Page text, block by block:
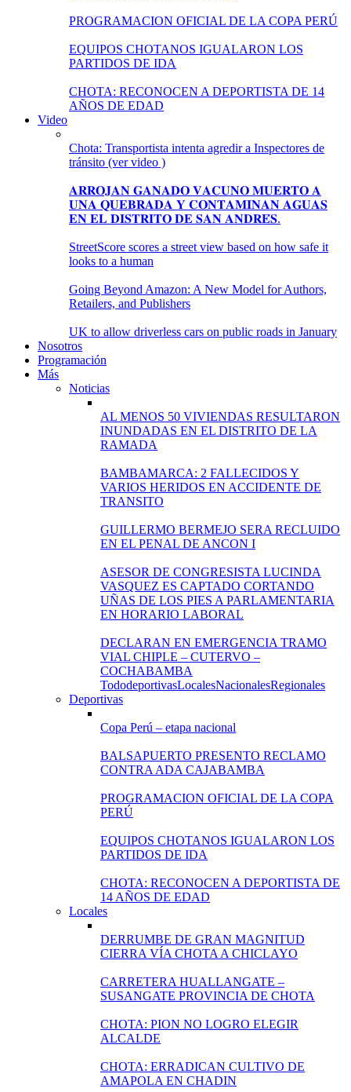
PROGRAMACION OFICIAL DE LA COPA PERÚ
EQUIPOS CHOTANOS IGUALARON LOS
PARTIDOS DE IDA
CHOTA: RECONOCEN A DEPORTISTA DE 14
AÑOS DE EDAD
Video
Chota: Transportista intenta agredir a Inspectores de
tránsito (ver video )
𝐀𝐑𝐑𝐎𝐉𝐀𝐍 𝐆𝐀𝐍𝐀𝐃𝐎 𝐕𝐀𝐂𝐔𝐍𝐎 𝐌𝐔𝐄𝐑𝐓𝐎 𝐀
𝐔𝐍𝐀 𝐐𝐔𝐄𝐁𝐑𝐀𝐃𝐀 𝐘 𝐂𝐎𝐍𝐓𝐀𝐌𝐈𝐍𝐀𝐍 𝐀𝐆𝐔𝐀𝐒
𝐄𝐍 𝐄𝐋 𝐃𝐈𝐒𝐓𝐑𝐈𝐓𝐎 𝐃𝐄 𝐒𝐀𝐍 𝐀𝐍𝐃𝐑𝐄́𝐒.
StreetScore scores a street view based on how safe it
looks to a human
Going Beyond Amazon: A New Model for Authors,
Retailers, and Publishers
UK to allow driverless cars on public roads in January
Nosotros
Programación
Más
Noticias
AL MENOS 50 VIVIENDAS RESULTARON
INUNDADAS EN EL DISTRITO DE LA
RAMADA
BAMBAMARCA: 2 FALLECIDOS Y
VARIOS HERIDOS EN ACCIDENTE DE
TRANSITO
GUILLERMO BERMEJO SERA RECLUIDO
EN EL PENAL DE ANCON I
ASESOR DE CONGRESISTA LUCINDA
VASQUEZ ES CAPTADO CORTANDO
UÑAS DE LOS PIES A PARLAMENTARIA
EN HORARIO LABORAL
DECLARAN EN EMERGENCIA TRAMO
VIAL CHIPLE – CUTERVO –
COCHABAMBA
TododeportivasLocalesNacionalesRegionales
Deportivas
Copa Perú – etapa nacional
BALSAPUERTO PRESENTO RECLAMO
CONTRA ADA CAJABAMBA
PROGRAMACION OFICIAL DE LA COPA
PERÚ
EQUIPOS CHOTANOS IGUALARON LOS
PARTIDOS DE IDA
CHOTA: RECONOCEN A DEPORTISTA DE
14 AÑOS DE EDAD
Locales
DERRUMBE DE GRAN MAGNITUD
CIERRA VÍA CHOTA A CHICLAYO
CARRETERA HUALLANGATE –
SUSANGATE PROVINCIA DE CHOTA
CHOTA: PION NO LOGRO ELEGIR
ALCALDE
CHOTA: ERRADICAN CULTIVO DE
AMAPOLA EN CHADIN